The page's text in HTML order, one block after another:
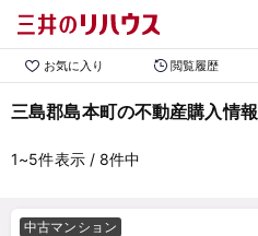
お気に入り 閲覧履歴
三島郡島本町の不動産購入情報
1~5件表示/ 8件中
中古マンション